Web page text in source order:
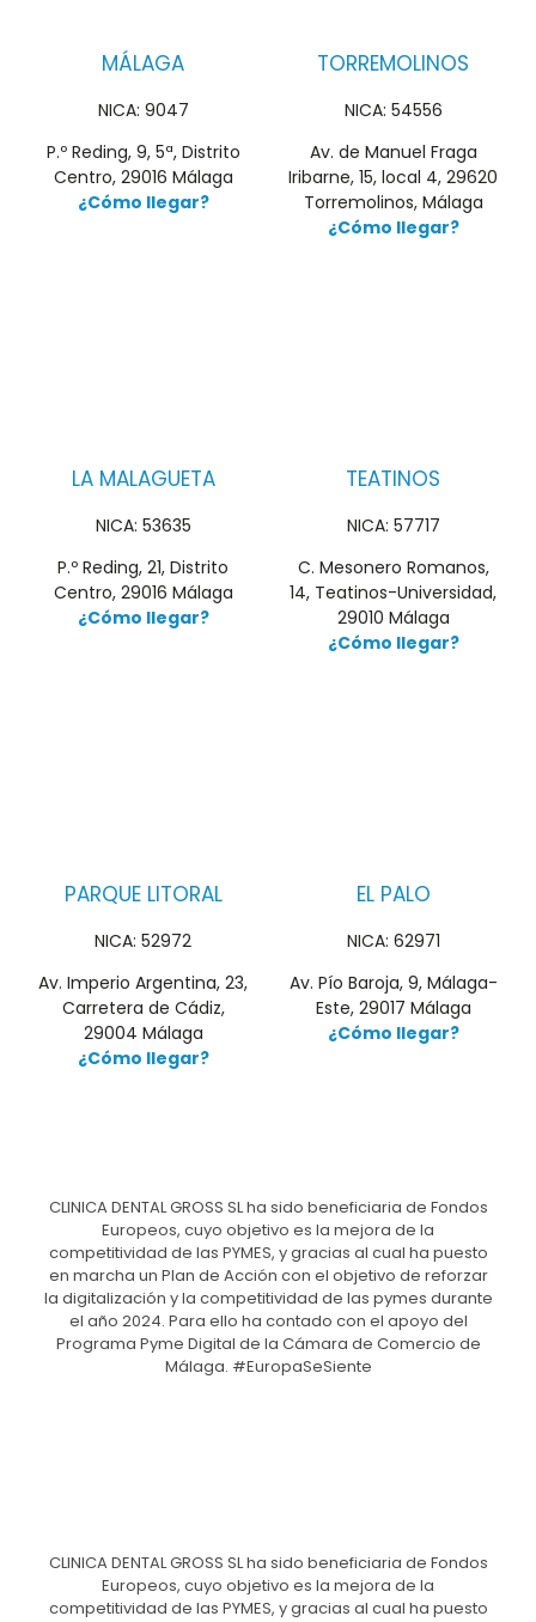
MÁLAGA
NICA: 9047
P.º Reding, 9, 5ª, Distrito
Centro, 29016 Málaga
¿Cómo llegar?
TORREMOLINOS
NICA: 54556
Av. de Manuel Fraga
Iribarne, 15, local 4, 29620
Torremolinos, Málaga
¿Cómo llegar?
LA MALAGUETA
NICA: 53635
P.º Reding, 21, Distrito
Centro, 29016 Málaga
¿Cómo llegar?
TEATINOS
NICA: 57717
C. Mesonero Romanos,
14, Teatinos-Universidad,
29010 Málaga
¿Cómo llegar?
PARQUE LITORAL
NICA: 52972
Av. Imperio Argentina, 23,
Carretera de Cádiz,
29004 Málaga
¿Cómo llegar?
EL PALO
NICA: 62971
Av. Pío Baroja, 9, Málaga-
Este, 29017 Málaga
¿Cómo llegar?
CLINICA DENTAL GROSS SL ha sido beneficiaria de Fondos
Europeos, cuyo objetivo es la mejora de la
competitividad de las PYMES, y gracias al cual ha puesto
en marcha un Plan de Acción con el objetivo de reforzar
la digitalización y la competitividad de las pymes durante
el año 2024. Para ello ha contado con el apoyo del
Programa Pyme Digital de la Cámara de Comercio de
Málaga. #EuropaSeSiente
CLINICA DENTAL GROSS SL ha sido beneficiaria de Fondos
Europeos, cuyo objetivo es la mejora de la
competitividad de las PYMES, y gracias al cual ha puesto